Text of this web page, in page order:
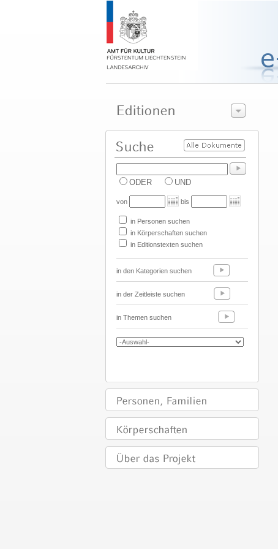
ODER UND
von bis
in Personen suchen
in Körperschaften suchen
in Editionstexten suchen
in den Kategorien suchen
in der Zeitleiste suchen
in Themen suchen